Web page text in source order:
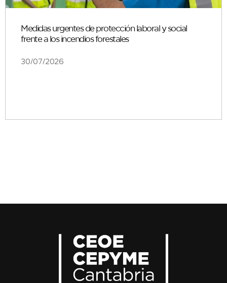
Medidas urgentes de protección laboral y social
frente a los incendios forestales
30/07/2026